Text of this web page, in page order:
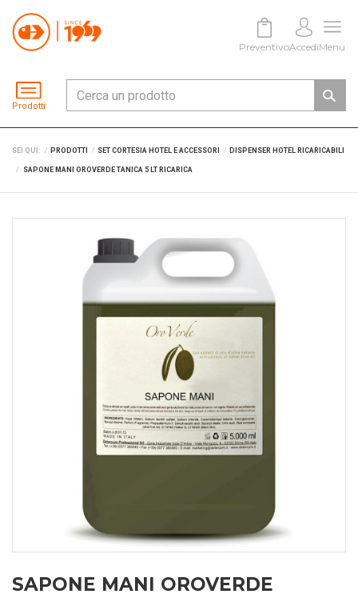
Prodotti
PreventivoAccediMenu
SEI QUI: PRODOTTI SET CORTESIA HOTEL E ACCESSORI DISPENSER HOTEL RICARICABILI
SAPONE MANI OROVERDE TANICA 5 LT RICARICA
SAPONE MANI OROVERDE